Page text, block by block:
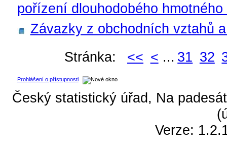
pořízení dlouhodobého
Závazky z obchodních vztahů
Stránka:
<< < ... 31 32
Prohlášení o přístupnosti
Český statistický úřad, Na
Verze: